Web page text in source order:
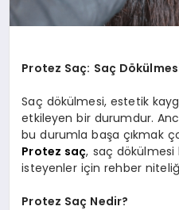
Protez Saç: Saç
Saç dökülmesi, estetik
etkileyen bir durumdur.
bu durumla başa çıkmak
Protez saç, saç
isteyenler için rehber
Protez Saç Nedir?